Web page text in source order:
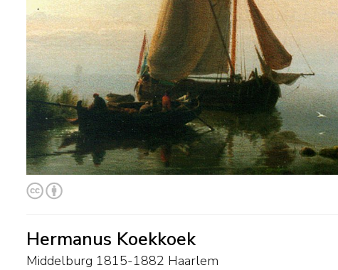
Hermanus Koekkoek
Middelburg 1815-1882 Haarlem